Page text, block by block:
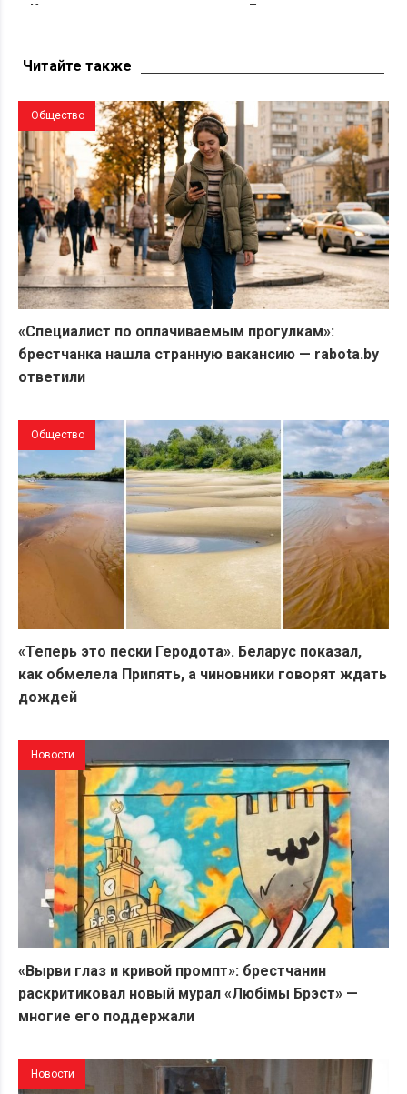
«Капец, девушку аж разорвало». Брестчане
Читайте также
Общество
«Специалист по оплачиваемым прогулкам»:
брестчанка нашла странную вакансию — rabota.by
ответили
Общество
«Теперь это пески Геродота». Беларус показал,
как обмелела Припять, а чиновники говорят ждать
дождей
Новости
«Вырви глаз и кривой промпт»: брестчанин
раскритиковал новый мурал «Любiмы Брэст» —
многие его поддержали
Новости